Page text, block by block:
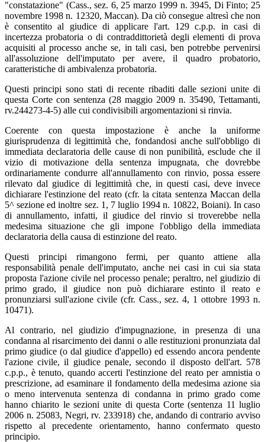
"constatazione" (Cass., sez. 6, 25 marzo 1999 n. 3945, Di Finto; 25
novembre 1998 n. 12320, Maccan). Da ciò consegue altresì che non
è consentito al giudice di applicare l'art. 129 c.p.p. in casi di
incertezza probatoria o di contraddittorietà degli elementi di prova
acquisiti al processo anche se, in tali casi, ben potrebbe pervenirsi
all'assoluzione dell'imputato per avere, il quadro probatorio,
caratteristiche di ambivalenza probatoria.
Questi principi sono stati di recente ribaditi dalle sezioni unite di
questa Corte con sentenza (28 maggio 2009 n. 35490, Tettamanti,
rv.244273-4-5) alle cui condivisibili argomentazioni si rinvia.
Coerente con questa impostazione è anche la uniforme
giurisprudenza di legittimità che, fondandosi anche sull'obbligo di
immediata declaratoria delle cause di non punibilità, esclude che il
vizio di motivazione della sentenza impugnata, che dovrebbe
ordinariamente condurre all'annullamento con rinvio, possa essere
rilevato dal giudice di legittimità che, in questi casi, deve invece
dichiarare l'estinzione del reato (cfr. la citata sentenza Maccan della
5^ sezione ed inoltre sez. 1, 7 luglio 1994 n. 10822, Boiani). In caso
di annullamento, infatti, il giudice del rinvio si troverebbe nella
medesima situazione che gli impone l'obbligo della immediata
declaratoria della causa di estinzione del reato.
Questi principi rimangono fermi, per quanto attiene alla
responsabilità penale dell'imputato, anche nei casi in cui sia stata
proposta l'azione civile nel processo penale; peraltro, nel giudizio di
primo grado, il giudice non può dichiarare estinto il reato e
pronunziarsi sull'azione civile (cfr. Cass., sez. 4, 1 ottobre 1993 n.
10471).
Al contrario, nel giudizio d'impugnazione, in presenza di una
condanna al risarcimento dei danni o alle restituzioni pronunziata dal
primo giudice (o dal giudice d'appello) ed essendo ancora pendente
l'azione civile, il giudice penale, secondo il disposto dell'art. 578
c.p.p., è tenuto, quando accerti l'estinzione del reato per amnistia o
prescrizione, ad esaminare il fondamento della medesima azione sia
o meno intervenuta sentenza di condanna in primo grado come
hanno chiarito le sezioni unite di questa Corte (sentenza 11 luglio
2006 n. 25083, Negri, rv. 233918) che, andando di contrario avviso
rispetto al precedente orientamento, hanno confermato questo
principio.